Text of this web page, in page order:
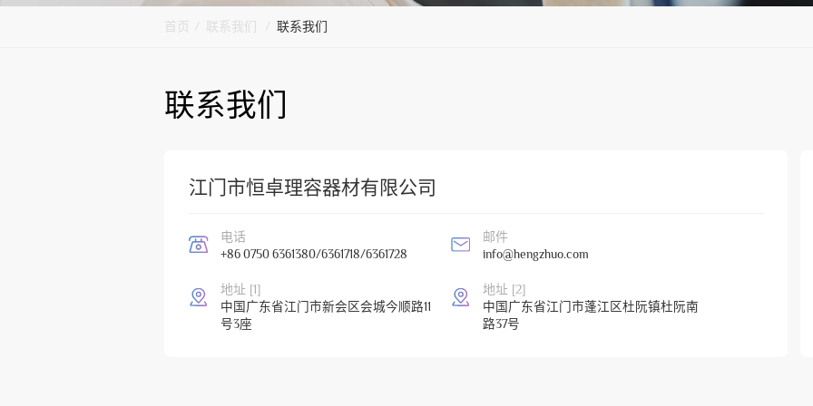
首页 / 联系我们 / 联系我们
联系我们
江门市恒卓理容器材有限公司
电话
+86 0750 6361380/6361718/6361728
邮件
info@hengzhuo.com
地址 [1]
中国广东省江门市新会区会城今顺路11
号3座
地址 [2]
中国广东省江门市蓬江区杜阮镇杜阮南
路37号